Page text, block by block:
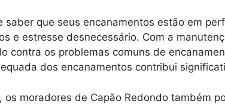
saber que seus encanamentos estão em
e estresse desnecessário. Com a
contra os problemas comuns de
dos encanamentos contribui
moradores de Capão Redondo também